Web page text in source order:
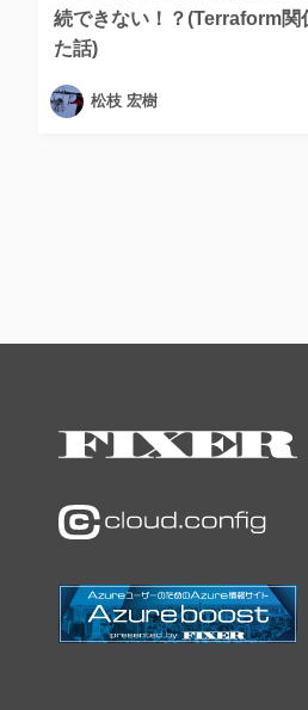
続できない！？(Terraform関
た話)
松枝 宏樹